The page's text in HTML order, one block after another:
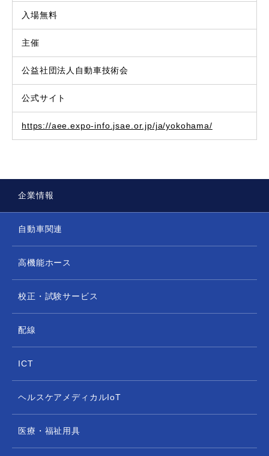
入場無料
主催
公益社団法人自動車技術会
公式サイト
https://aee.expo-info.jsae.or.jp/ja/yokohama/
企業情報
自動車関連
高機能ホース
校正・試験サービス
配線
ICT
ヘルスケアメディカルIoT
医療・福祉用具